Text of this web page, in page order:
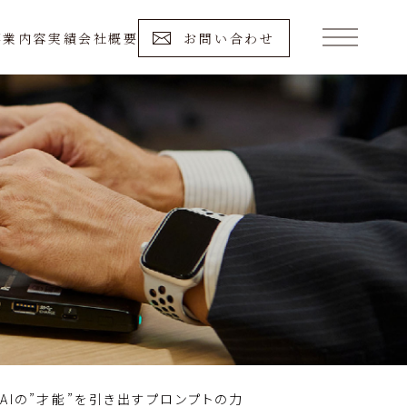
業内容実績会社概要 お問い合わせ
AIの”才能”を引き出すプロンプトの力